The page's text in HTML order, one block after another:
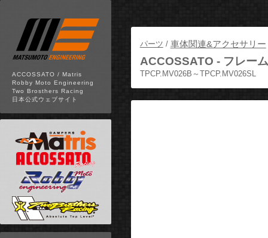
ACCOSSATO / Matris
Robby Moto Engineering
Two Brosthers Racing
日本公式ウェブサイト
パーツ / 車体関連&アクセサリー
ACCOSSATO - フレー
TPCP.MV026B～TPCP.MV026SL